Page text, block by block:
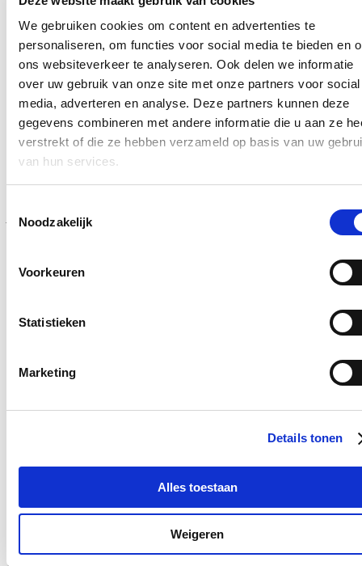
We gebruiken cookies om content en advertenties te
personaliseren, om functies voor social media te bieden en
ons websiteverkeer te analyseren. Ook delen we informatie
over uw gebruik van onze site met onze partners voor social
media, adverteren en analyse. Deze partners kunnen deze
gegevens combineren met andere informatie die u aan ze
verstrekt of die ze hebben verzameld op basis van uw
van hun services.
Noodzakelijk
Voorkeuren
Statistieken
Marketing
Details tonen
Alles toestaan
Weigeren
Modernisering van het strafrecht
Het wetsontwerp dat vandaag werd gestemd na tweede lezing in de
Commissie Justitie van minister Verlinden brengt ook bestaande
wetgeving in overeenstemming met de principes van het nieuwe
Strafwetboek, dat in april 2026 van kracht wordt. Het voorziet in
een nieuw straffenstelsel met acht niveaus.
Er komt een vereenvoudiging van de basisregels en er is een
actualisering van terminologie en verwijzingen zodat alle wetgeving
in lijn is met het nieuwe strafrechtelijk kader.
Arizona-regering voor een krachtige aanpak van georganiseerde
criminaliteit. Door wetgeving te moderniseren en straffen te
, zegt minister Verlinden.
Ontvang mijn nieuwsbrief.
Klikhierom de privacyvoorwaarden te raadplegen